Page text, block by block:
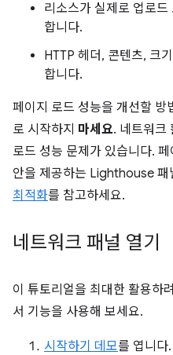
리소스가 실제로 업로
합니다.
HTTP 헤더, 콘텐츠, 크
합니다.
페이지 로드 성능을 개선할 방
로 시작하지 마세요. 네트워크
로드 성능 문제가 있습니다.
안을 제공하는 Lighthouse 패
최적화를 참고하세요.
네트워크 패널 열기
이 튜토리얼을 최대한 활용하
서 기능을 사용해 보세요.
시작하기 데모를 엽니다.